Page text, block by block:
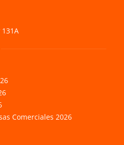
131A
Comerciales 2026